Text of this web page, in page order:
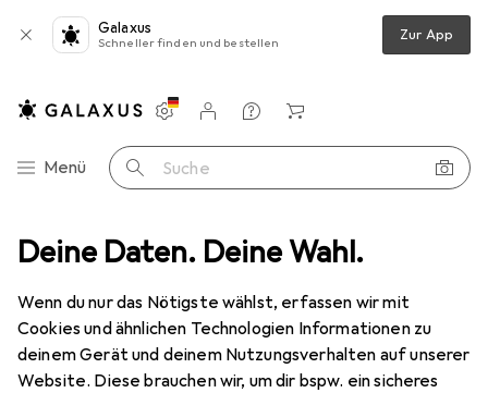
Deine Daten. Deine Wahl.
Wenn du nur das Nötigste wählst, erfassen wir mit
Cookies und ähnlichen Technologien Informationen zu
deinem Gerät und deinem Nutzungsverhalten auf unserer
Website. Diese brauchen wir, um dir bspw. ein sicheres
Galaxus
Schneller finden und bestellen Zur App
Navigation nach Kategorien
Menü Suche
Einstellungen
Kundenkonto
Vergleichslisten
Merklisten
Warenkorb
Universal-Netzteil 1.5A Produktbewertungen
EUR
28,85
Goobay 3 V - 12 V Universal-Netzteil
1.5A